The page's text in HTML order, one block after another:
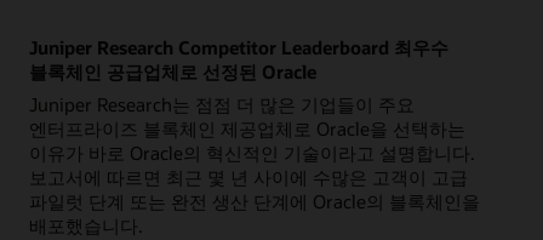
Juniper Research Competitor Leaderboard 최우수
블록체인 공급업체로 선정된 Oracle
Juniper Research는 점점 더 많은 기업들이 주요
엔터프라이즈 블록체인 제공업체로 Oracle을 선택하는
이유가 바로 Oracle의 혁신적인 기술이라고 설명합니다.
보고서에 따르면 최근 몇 년 사이에 수많은 고객이 고급
파일럿 단계 또는 완전 생산 단계에 Oracle의 블록체인을
배포했습니다.